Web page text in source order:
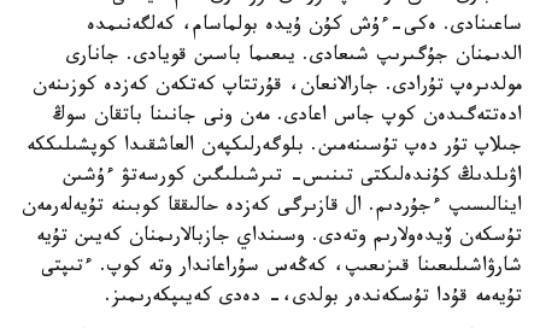
ساعىنادى. ەكى-ءۇش كۇن ۇيدە بولماسام، كەلگەنىمدە
الدىمنان جۇگىرىپ شىعادى. يىعىما باسىن قويادى. جانارى
مولدىرەپ تۇرادى. جارالانعان، قۇرتتاپ كەتكەن كەزدە كوزىنەن
ادەتتەگىدەن كوپ جاس اعادى. مەن ونى جانىنا باتقان سوڭ
جىلاپ تۇر دەپ تۇسىنەمىن. بلوگەرلىكپەن العاشقىدا كوپشىلىككە
اۋىلدىڭ كۇندەلىكتى تىنىس- تىرشىلىگىن كورسەتۋ ءۇشىن
اينالىسىپ ءجۇردىم. ال قازىرگى كەزدە حالىققا كوبىنە تۇيەلەرمەن
تۇسكەن ۆيدەولارىم وتەدى. وسىنداي جازبالارىمنان كەيىن تۇيە
شارۋاشىلىعىنا قىزىعىپ، كەڭەس سۇراعاندار وتە كوپ. ءتىپتى
تۇيەمە قۇدا تۇسكەندەر بولدى،- دەدى كەيىپكەرىمىز.